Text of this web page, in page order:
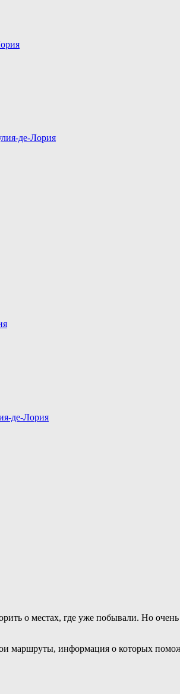
де-Лория
де-Лория
о местах, где уже побывали. Но
маршруты, информация о которых